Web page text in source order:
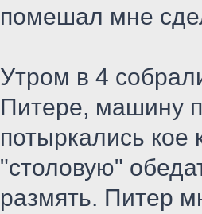
помешал мне
Утром в 4
Питере, машину
потыркались
"столовую"
размять. Питер